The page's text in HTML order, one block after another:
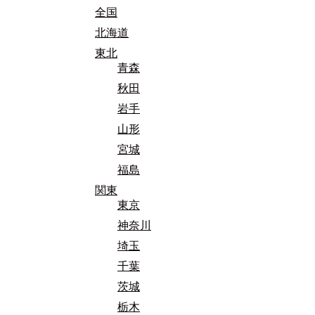
全国
北海道
東北
青森
秋田
岩手
山形
宮城
福島
関東
東京
神奈川
埼玉
千葉
茨城
栃木